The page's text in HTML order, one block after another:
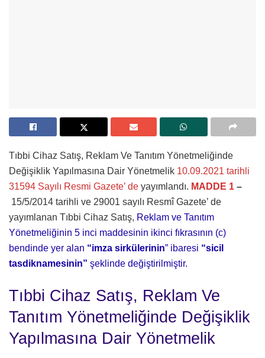
Tıbbi Cihaz Satış, Reklam Ve Tanıtım Yönetmeliğinde
Değişiklik Yapılmasına Dair Yönetmelik 10.09.2021 tarihli
31594 Sayılı Resmi Gazete’ de yayımlandı. MADDE 1 –
15/5/2014 tarihli ve 29001 sayılı Resmî Gazete’ de
yayımlanan Tıbbi Cihaz Satış, Reklam ve Tanıtım
Yönetmeliğinin 5 inci maddesinin ikinci fıkrasının (c)
bendinde yer alan “imza sirkülerinin” ibaresi “sicil
tasdiknamesinin” şeklinde değiştirilmiştir.
Tıbbi Cihaz Satış, Reklam Ve
Tanıtım Yönetmeliğinde Değişiklik
Yapılmasına Dair Yönetmelik